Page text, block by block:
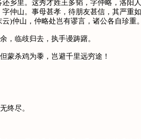
乡里。这秀才姓王多韬，字仲略，洛
仲山。事母甚孝，待朋友甚信，其严
)仲山，仲略处岂有谬言，诸公各自珍重。
临歧归去，执手谩踌躇。
杀鸡为黍，岂避千里远穷途！
终尽。